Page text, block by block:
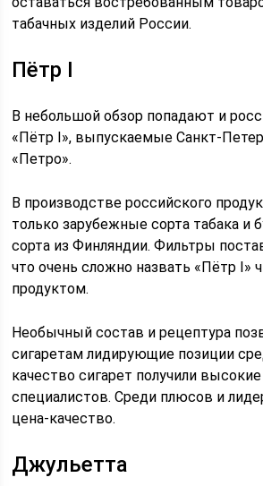
табачных изделий России.
Пётр I
В небольшой обзор попадают и
«Пётр I», выпускаемые Санкт-
«Петро».
В производстве российского
только зарубежные сорта табака и
сорта из Финляндии. Фильтры
что очень сложно назвать «Пётр I»
продуктом.
Необычный состав и рецептура
сигаретам лидирующие позиции
качество сигарет получили
специалистов. Среди плюсов и
цена-качество.
Джульетта